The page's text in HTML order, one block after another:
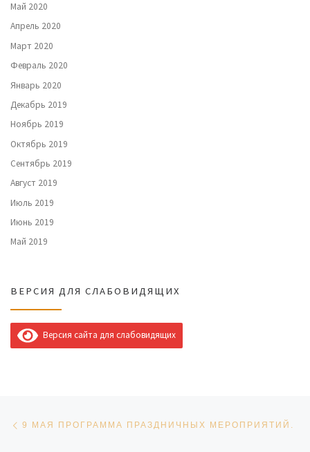
Май 2020
Апрель 2020
Март 2020
Февраль 2020
Январь 2020
Декабрь 2019
Ноябрь 2019
Октябрь 2019
Сентябрь 2019
Август 2019
Июль 2019
Июнь 2019
Май 2019
ВЕРСИЯ ДЛЯ СЛАБОВИДЯЩИХ
Версия сайта для слабовидящих
Навигация по записям
9 МАЯ ПРОГРАММА ПРАЗДНИЧНЫХ МЕРОПРИЯТИЙ.